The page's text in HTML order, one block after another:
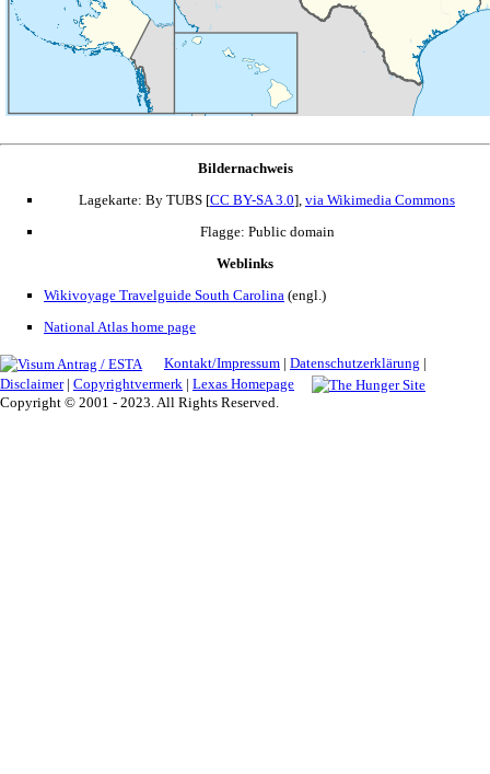
Bildernachweis
Lagekarte: By TUBS [CC BY-SA 3.0], via Wikimedia Commons
Flagge: Public domain
Weblinks
Wikivoyage Travelguide South Carolina (engl.)
National Atlas home page
Kontakt/Impressum | Datenschutzerklärung |
Disclaimer| Copyrightvermerk | Lexas Homepage
Copyright © 2001 - 2023. All Rights Reserved.